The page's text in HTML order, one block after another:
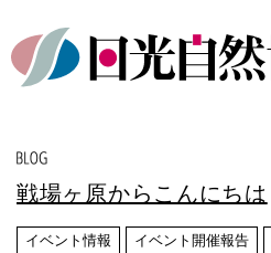
戦場ヶ原からこんにちは
イベント情報 イベント開催報告